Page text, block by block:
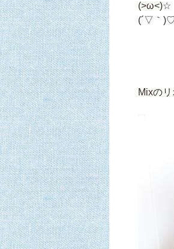
(>ω<)☆
(´▽｀
Mixの